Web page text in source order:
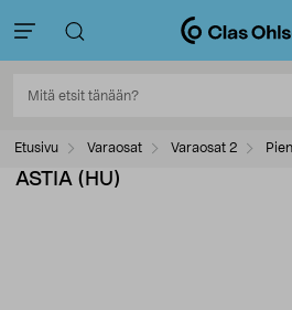
Etusivu Varaosat Varaosat 2
ASTIA (HU)